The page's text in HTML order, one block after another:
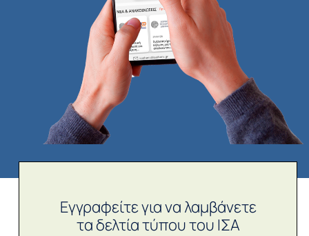
Εγγραφείτε για να λαμβάνετε
τα δελτία τύπου του ΙΣΑ